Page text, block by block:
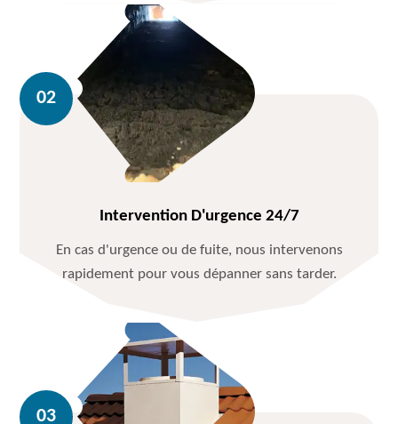
Intervention D'urgence 24/7
En cas d'urgence ou de fuite, nous intervenons
rapidement pour vous dépanner sans tarder.